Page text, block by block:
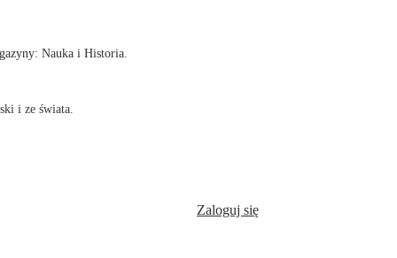
Nauka i Historia.
i ze świata.
Zaloguj się